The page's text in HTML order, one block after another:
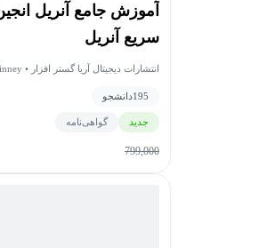
آموزش جامع آنریل
سریع آنریل
انتشارات دیجیتال آریا گستر افزار • Joshua Kinney
195دانشجو
جدید گواهی‌نامه
799,000